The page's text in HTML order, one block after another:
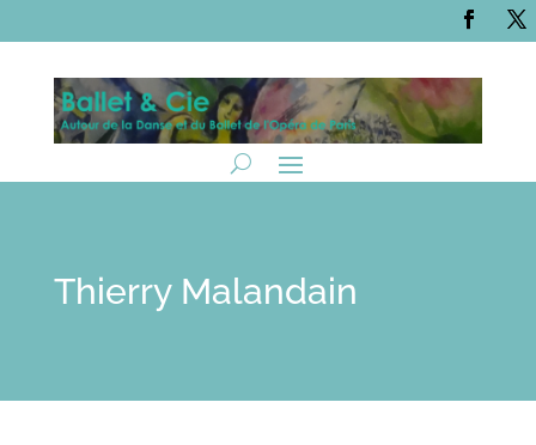
Thierry Malandain